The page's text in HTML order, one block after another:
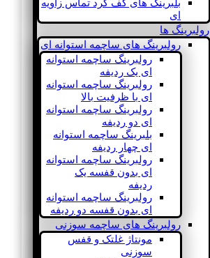
بلبرینگ های کف گرد تماس زاویه
ای
رولبرینگ ها
رولبرینگ های ساچمه استوانه ای
رولبرینگ ساچمه استوانه
ای یک ردیفه
رولبرینگ ساچمه استوانه
ای با ظرفیت بالا
رولبرینگ ساچمه استوانه
ای دو ردیفه
بلبرینگ ساچمه استوانه
ای چهار ردیفه
رولبرینگ ساچمه استوانه
ای بدون قفسه یک
ردیفه
رولبرینگ ساچمه استوانه
ای بدون قفسه دو ردیفه
رولبرینگ های ساچمه سوزنی
مونتاژ غلتک و قفس
سوزنی